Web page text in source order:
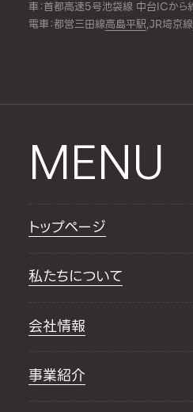
車：首都高速5号池袋線 中台ICか
電車：都営三田線高島平駅,JR埼京線
MENU
トップページ
私たちについて
会社情報
事業紹介